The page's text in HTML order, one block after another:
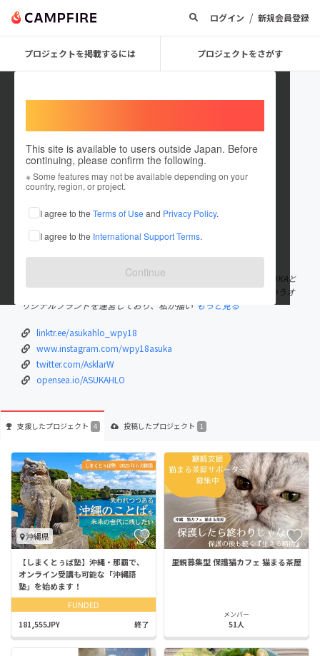
ログイン / 新規会員登録
プロジェクトを掲載するには プロジェクトをさがす
This site is available to users outside Japan. Before
continuing, please confirm the following.
※ Some features may not be available depending on your
country, region, or project.
I agree to the Terms of Use and Privacy Policy.
I agree to the International Support Terms.
Continue
ASUKAHLO
これまでに4回支援して1件のプロジェクトを投稿しています
在住国：日本 現在地：沖縄県
出身国：日本 出身地：沖縄県
沖縄で画家兼ファッションデザイナーとして活動しています、ASUKAと
申します！！ ファッションデザインはASKLAR（アスクラー）というオ
リジナルブランドを運営しており、私が描い もっと見る
linktr.ee/asukahlo_wpy18
www.instagram.com/wpy18asuka
twitter.com/AsklarW
opensea.io/ASUKAHLO
支援したプロジェクト 4 投稿したプロジェクト 1
沖縄県
【しまくとぅば塾】沖縄・那覇で、
オンライン受講も可能な「沖縄語
塾」を始めます！
FUNDED
181,555JPY 終了
里親募集型 保護猫カフェ 猫まる茶屋
メンバー
51人